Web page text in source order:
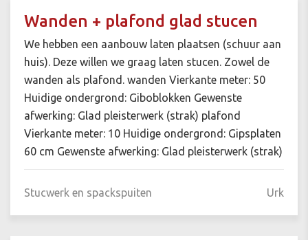
Wanden + plafond glad stucen
We hebben een aanbouw laten plaatsen (schuur aan
huis). Deze willen we graag laten stucen. Zowel de
wanden als plafond. wanden Vierkante meter: 50
Huidige ondergrond: Giboblokken Gewenste
afwerking: Glad pleisterwerk (strak) plafond
Vierkante meter: 10 Huidige ondergrond: Gipsplaten
60 cm Gewenste afwerking: Glad pleisterwerk (strak)
Stucwerk en spackspuiten Urk